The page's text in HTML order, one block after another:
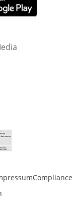
Fenster
FensterFenster
FensterFenster
Compliance